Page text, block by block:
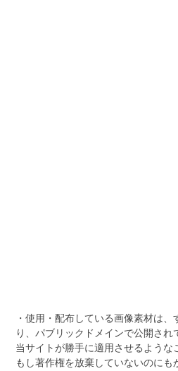
・使用・配布している画像素材は、
り、パブリックドメインで公開され
当サイトが勝手に適用させるような
もし著作権を放棄していないのに